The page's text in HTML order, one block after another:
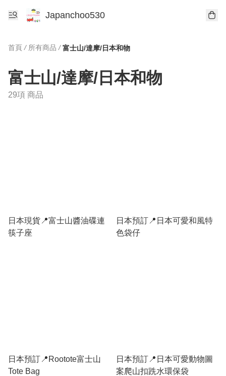
Japanchoo530
首頁 / 所有商品 / 富士山/達摩/日本和物
富士山/達摩/日本和物
29項 商品
日本現貨📍富士山醬油碟連
筷子座
日本預訂📍日本可愛和風特
色袋仔
日本預訂📍Rootote富士山
Tote Bag
日本預訂📍日本可愛動物圖
案爬山扣跣水環保袋